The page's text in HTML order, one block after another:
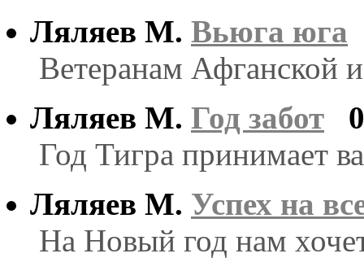
Ляляев М. Вьюга юга
Ветеранам Афганской
Ляляев М. Год забот
Год Тигра принимает
Ляляев М. Успех на
На Новый год нам